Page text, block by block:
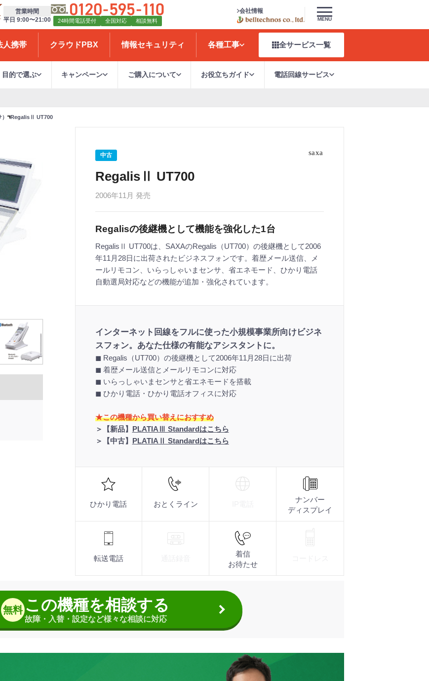
営業時間
平日 9:00〜21:00
24時間電話受付 全国対応 相談無料
会社情報
MENU
人携帯 クラウドPBX 情報セキュリティ 各種工事 全サービス一覧
目的で選ぶ キャンペーン ご購入について お役立ちガイド 電話回線サービス
RegalisⅡ UT700
RegalisⅡ UT700
2006年11月 発売
中古
Regalisの後継機として機能を強化した1台
RegalisⅡ UT700は、SAXAのRegalis（UT700）の後継機として2006
年11月28日に出荷されたビジネスフォンです。着歴メール送信、メ
ールリモコン、いらっしゃいまセンサ、省エネモード、ひかり電話
自動選局対応などの機能が追加・強化されています。
インターネット回線をフルに使った小規模事業所向けビジネ
スフォン。あなた仕様の有能なアシスタントに。
◼︎ Regalis（UT700）の後継機として2006年11月28日に出荷
◼︎ 着歴メール送信とメールリモコンに対応
◼︎ いらっしゃいまセンサと省エネモードを搭載
◼︎ ひかり電話・ひかり電話オフィスに対応
★この機種から買い替えにおすすめ
＞【新品】 PLATIAⅢ Standardはこちら
＞【中古】 PLATIAⅡ Standardはこちら
インターネット回線をフルに使った小規模事業所向けビジネスフォン。あなた仕様の有
■夜間や不在時の留守番など多彩なメッセージ機能でビジネスをサポート
■優秀な転送機能で、より確実に繋げる。
■センサが働き、無人のオフィスを見張るビジネスフォン。
■サーバと連動してテレビ電話としても機能。
インターネット回線をフルに使った小規模事業所向けビジネスフォン。あなた仕様の有
■夜間や不在時の留守番など多彩なメッセージ機能でビジネスをサポート
■優秀な転送機能で、より確実に繋げる。
■センサが働き、無人のオフィスを見張るビジネスフォン。
■サーバと連動してテレビ電話としても機能。
インターネット回線をフルに使った小規模事業所向けビジネスフォン。あなた仕様の有
■夜間や不在時の留守番など多彩なメッセージ機能でビジネスをサポート
■優秀な転送機能で、より確実に繋げる。
■センサが働き、無人のオフィスを見張るビジネスフォン。
■サーバと連動してテレビ電話としても機能。
ひかり電話 おとくライン
ナンバー
ディスプレイ
転送電話
着信
お待たせ
無料この機種を相談する
故障・入替・設定など様々な相談に対応